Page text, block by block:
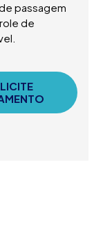
passagem
de